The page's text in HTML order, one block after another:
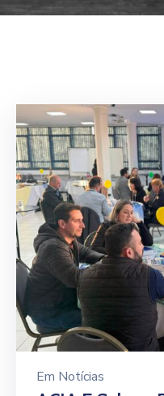
Fórum
Pesquisa
Imprensa
Contato
Em Notícias